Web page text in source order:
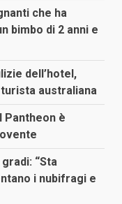
che ha
bimbo di 2 anni e
dell’hotel,
australiana
Pantheon è
“Sta
i nubifragi e